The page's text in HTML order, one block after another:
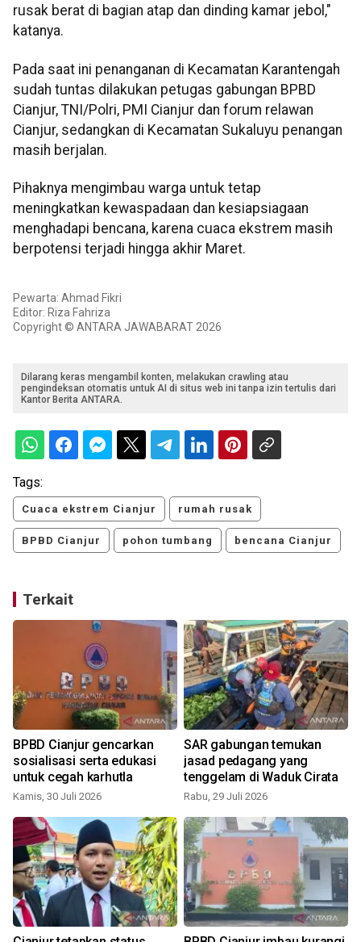
rusak berat di bagian atap dan dinding kamar jebol,"
katanya.
Pada saat ini penanganan di Kecamatan Karantengah
sudah tuntas dilakukan petugas gabungan BPBD
Cianjur, TNI/Polri, PMI Cianjur dan forum relawan
Cianjur, sedangkan di Kecamatan Sukaluyu penangan
masih berjalan.
Pihaknya mengimbau warga untuk tetap
meningkatkan kewaspadaan dan kesiapsiagaan
menghadapi bencana, karena cuaca ekstrem masih
berpotensi terjadi hingga akhir Maret.
Pewarta: Ahmad Fikri
Editor: Riza Fahriza
Copyright © ANTARA JAWABARAT 2026
Dilarang keras mengambil konten, melakukan crawling atau
pengindeksan otomatis untuk AI di situs web ini tanpa izin tertulis dari
Kantor Berita ANTARA.
Tags:
Cuaca ekstrem Cianjur rumah rusak
BPBD Cianjur pohon tumbang bencana Cianjur
Terkait
BPBD Cianjur gencarkan
sosialisasi serta edukasi
untuk cegah karhutla
Kamis, 30 Juli 2026
SAR gabungan temukan
jasad pedagang yang
tenggelam di Waduk Cirata
Rabu, 29 Juli 2026